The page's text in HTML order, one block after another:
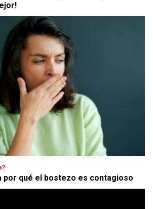
por qué el bostezo es contagioso